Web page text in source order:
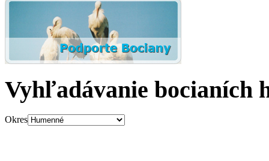
Vyhľadávanie bocianích
Okres